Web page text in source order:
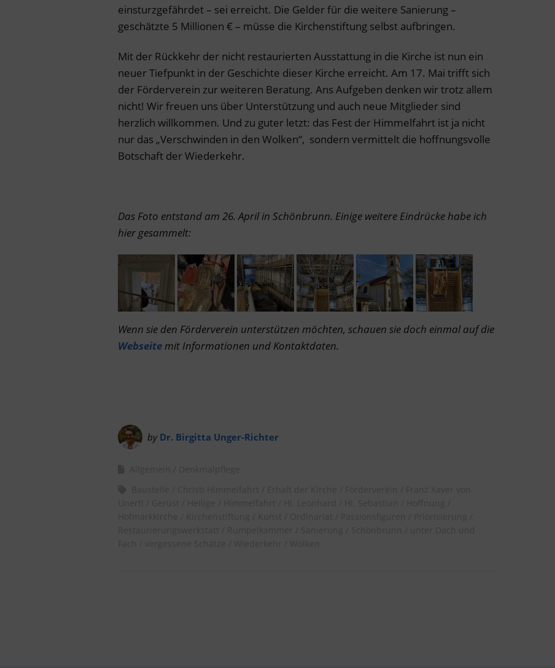
einsturzgefährdet – sei erreicht. Die Gelder für die weitere Sanierung –
geschätzte 5 Millionen € – müsse die Kirchenstiftung selbst aufbringen.
Mit der Rückkehr der nicht restaurierten Ausstattung in die Kirche ist nun ein
neuer Tiefpunkt in der Geschichte dieser Kirche erreicht. Am 17. Mai trifft sich
der Förderverein zur weiteren Beratung. Ans Aufgeben denken wir trotz allem
nicht! Wir freuen uns über Unterstützung und auch neue Mitglieder sind
herzlich willkommen. Und zu guter letzt: das Fest der Himmelfahrt ist ja nicht
nur das „Verschwinden in den Wolken“, sondern vermittelt die hoffnungsvolle
Botschaft der Wiederkehr.
Das Foto entstand am 26. April in Schönbrunn. Einige weitere Eindrücke habe ich
hier gesammelt:
Wenn sie den Förderverein unterstützen möchten, schauen sie doch einmal auf die
Webseitemit Informationen und Kontaktdaten.
by Dr. Birgitta Unger-Richter